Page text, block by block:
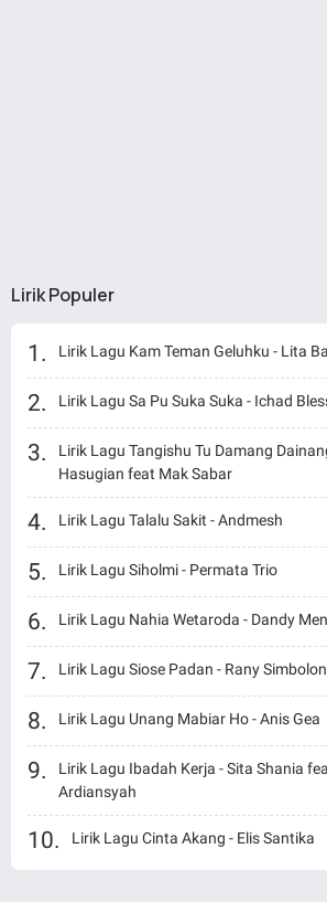
Lirik Populer
Lirik Lagu Kam Teman Geluhku - Lita
Lirik Lagu Sa Pu Suka Suka - Ichad
Lirik Lagu Tangishu Tu Damang
Hasugian feat Mak Sabar
Lirik Lagu Talalu Sakit - Andmesh
Lirik Lagu Siholmi - Permata Trio
Lirik Lagu Nahia Wetaroda - Dandy
Lirik Lagu Siose Padan - Rany Simbolon
Lirik Lagu Unang Mabiar Ho - Anis Gea
Lirik Lagu Ibadah Kerja - Sita Shania
Ardiansyah
Lirik Lagu Cinta Akang - Elis Santika